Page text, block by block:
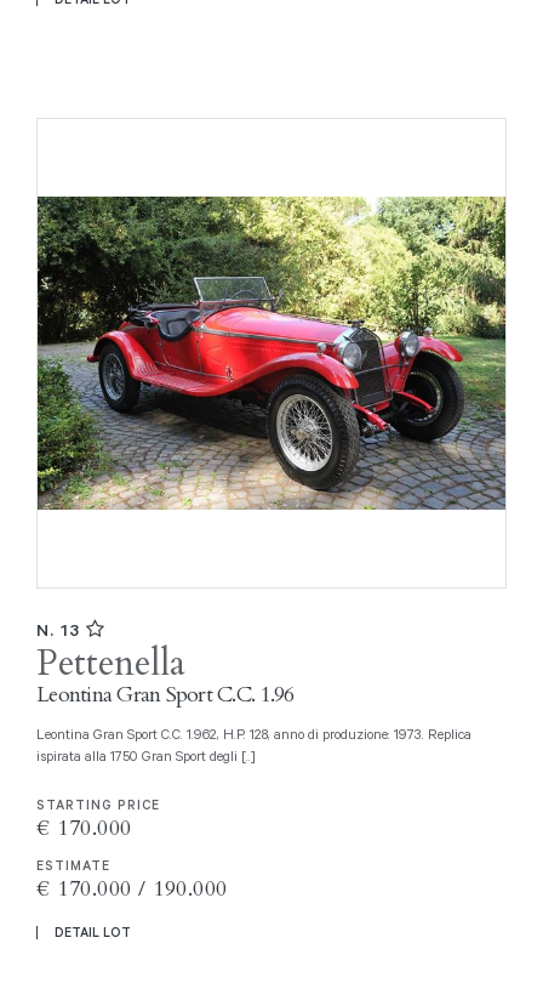
N. 13
Pettenella
Leontina Gran Sport C.C. 1.96
Leontina Gran Sport C.C. 1.962, H.P. 128, anno di produzione: 1973. Replica
ispirata alla 1750 Gran Sport degli [..]
STARTING PRICE
€ 170.000
ESTIMATE
€ 170.000 / 190.000
DETAIL LOT